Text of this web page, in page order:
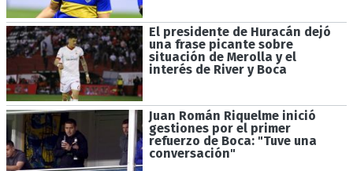
El presidente de Huracán dejó
una frase picante sobre
situación de Merolla y el
interés de River y Boca
Juan Román Riquelme inició
gestiones por el primer
refuerzo de Boca: "Tuve una
conversación"